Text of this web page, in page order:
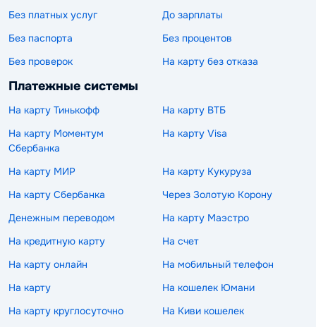
Без платных услуг
До зарплаты
Без паспорта
Без процентов
Без проверок
На карту без отказа
Платежные системы
На карту Тинькофф
На карту ВТБ
На карту Моментум
Сбербанка
На карту Visa
На карту МИР
На карту Кукуруза
На карту Сбербанка
Через Золотую Корону
Денежным переводом
На карту Маэстро
На кредитную карту
На счет
На карту онлайн
На мобильный телефон
На карту
На кошелек Юмани
На карту круглосуточно
На Киви кошелек